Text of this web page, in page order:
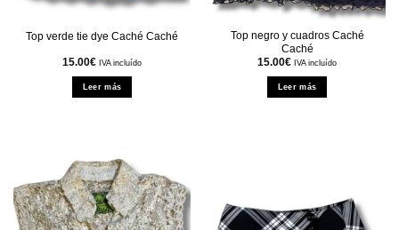
Top verde tie dye Caché Caché
15.00€ IVA incluído
Leer más
Top negro y cuadros Caché
Caché
15.00€ IVA incluído
Leer más